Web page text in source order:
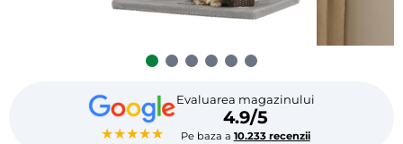
★★★★★
Evaluarea magazinului
4.9/5
Pe baza a 10.233 recenzii